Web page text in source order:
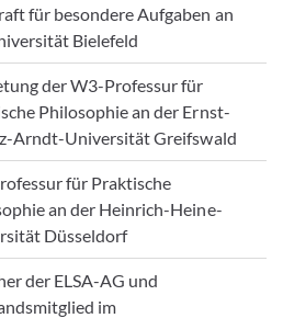
für besondere Aufgaben an
Bielefeld
der W3-Professur für
Philosophie an der Ernst-
Arndt-Universität Greifswald
für Praktische
an der Heinrich-Heine-
Düsseldorf
der ELSA-AG und
im